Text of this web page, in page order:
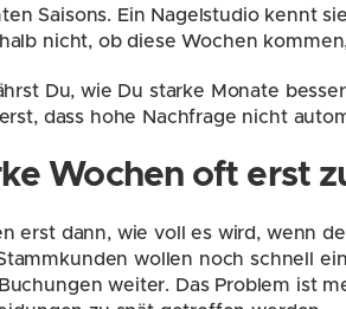
Saisons. Ein Nagelstudio kennt
nicht, ob diese Wochen
Du, wie Du starke Monate
dass hohe Nachfrage nicht
Wochen oft erst
erst dann, wie voll es wird, wenn
wollen noch schnell
weiter. Das Problem ist